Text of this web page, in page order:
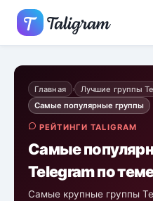
Главная › Лучшие группы
Самые популярные группы
РЕЙТИНГИ TALIGRAM
Самые
Telegram по
Самые крупные группы